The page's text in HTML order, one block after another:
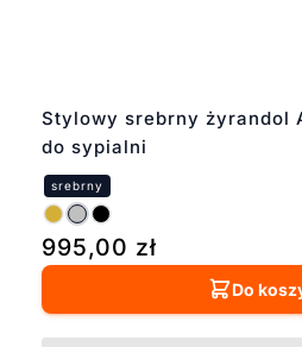
Stylowy srebrny żyrandol
do sypialni
995,00 zł
Do